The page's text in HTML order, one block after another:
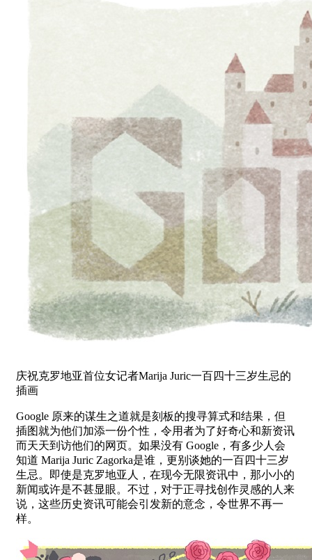
庆祝克罗地亚首位女记者Marija Juric一百四十三岁生忌的
插画
Google 原来的谋生之道就是刻板的搜寻算式和结果，但
插图就为他们加添一份个性，令用者为了好奇心和新资讯
而天天到访他们的网页。如果没有 Google，有多少人会
知道 Marija Juric Zagorka是谁，更别谈她的一百四十三岁
生忌。即使是克罗地亚人，在现今无限资讯中，那小小的
新闻或许是不甚显眼。不过，对于正寻找创作灵感的人来
说，这些历史资讯可能会引发新的意念，令世界不再一
样。